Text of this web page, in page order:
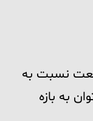
جامعه را
نسبت به
به بازه